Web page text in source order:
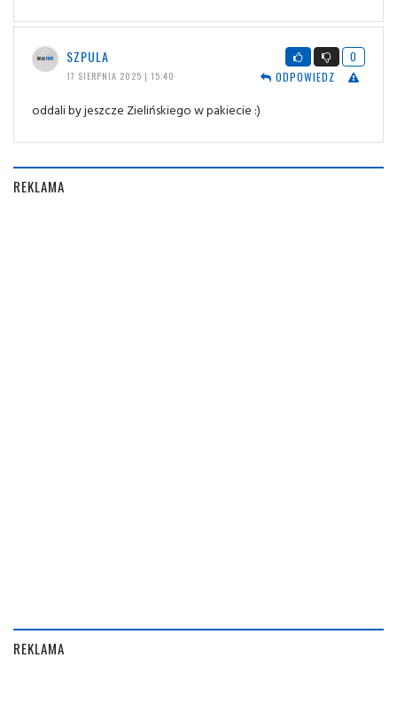
SZPULA
17 SIERPNIA 2025 | 15:40
0
ODPOWIEDZ
oddali by jeszcze Zielińskiego w pakiecie :)
REKLAMA
REKLAMA